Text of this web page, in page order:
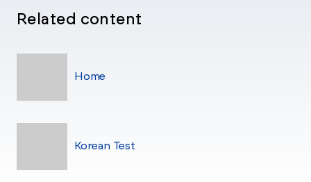
Related content
Home
Korean Test